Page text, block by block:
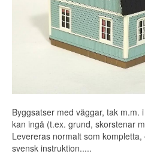
Byggsatser med väggar, tak m.m.
kan ingå (t.ex. grund, skorstenar
Levereras normalt som
svensk instruktion.....